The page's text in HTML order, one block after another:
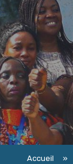
Accueil »